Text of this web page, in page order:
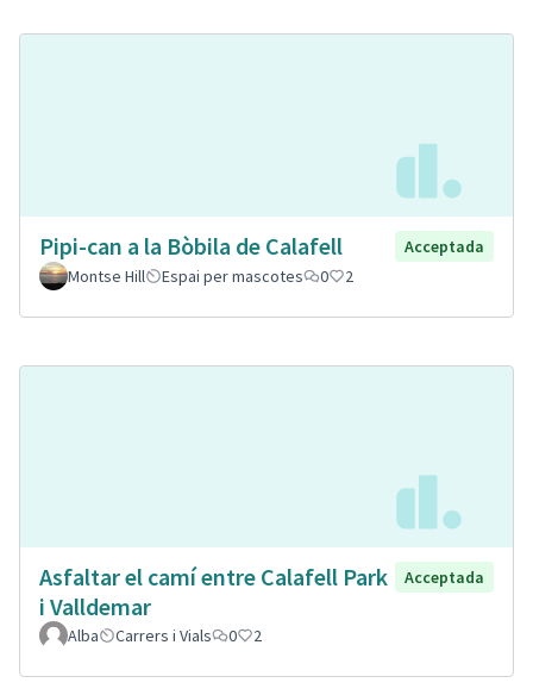
Pipi-can a la Bòbila de Calafell
Acceptada
Montse Hill
Espai per mascotes 0 2
Asfaltar el camí entre Calafell Park
i Valldemar
Acceptada
Alba Carrers i Vials 0 2